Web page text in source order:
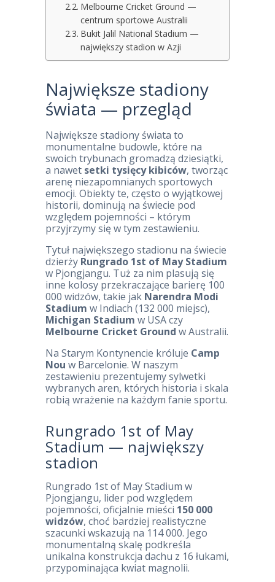
Melbourne Cricket Ground —
centrum sportowe Australii
Bukit Jalil National Stadium —
największy stadion w Azji
Największe stadiony
świata — przegląd
Największe stadiony świata to
monumentalne budowle, które na
swoich trybunach gromadzą dziesiątki,
a nawet setki tysięcy kibiców, tworząc
arenę niezapomnianych sportowych
emocji. Obiekty te, często o wyjątkowej
historii, dominują na świecie pod
względem pojemności – którym
przyjrzymy się w tym zestawieniu.
Tytuł największego stadionu na świecie
dzierży Rungrado 1st of May Stadium
w Pjongjangu. Tuż za nim plasują się
inne kolosy przekraczające barierę 100
000 widzów, takie jak Narendra Modi
Stadium w Indiach (132 000 miejsc),
Michigan Stadium w USA czy
Melbourne Cricket Ground w Australii.
Na Starym Kontynencie króluje Camp
Nou w Barcelonie. W naszym
zestawieniu prezentujemy sylwetki
wybranych aren, których historia i skala
robią wrażenie na każdym fanie sportu.
Rungrado 1st of May
Stadium — największy
stadion
Rungrado 1st of May Stadium w
Pjongjangu, lider pod względem
pojemności, oficjalnie mieści 150 000
widzów, choć bardziej realistyczne
szacunki wskazują na 114 000. Jego
monumentalną skalę podkreśla
unikalna konstrukcja dachu z 16 łukami,
przypominająca kwiat magnolii.